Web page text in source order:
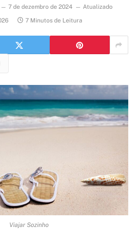
7 de dezembro de 2024
Atualizado
7 Minutos de Leitura
Viajar Sozinho